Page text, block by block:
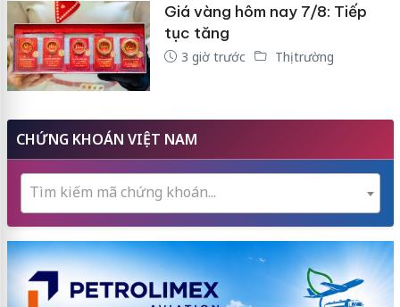
Giá vàng hôm nay 7/8: Tiếp
tục tăng
3 giờ trước Thị trường
CHỨNG KHOÁN VIỆT NAM
Tìm kiếm mã chứng khoán...